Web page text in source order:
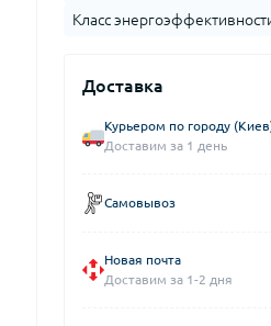
Класс
Доставка
Курьером по городу
Доставим за 1 день
Самовывоз
Новая почта
Доставим за 1-2 дня